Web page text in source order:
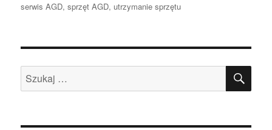
serwis AGD,sprzęt AGD, utrzymanie sprzętu
Szukaj: